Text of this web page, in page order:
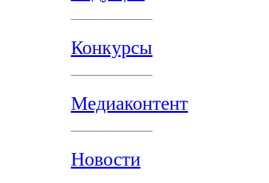
Конкурсы
Медиаконтент
Новости